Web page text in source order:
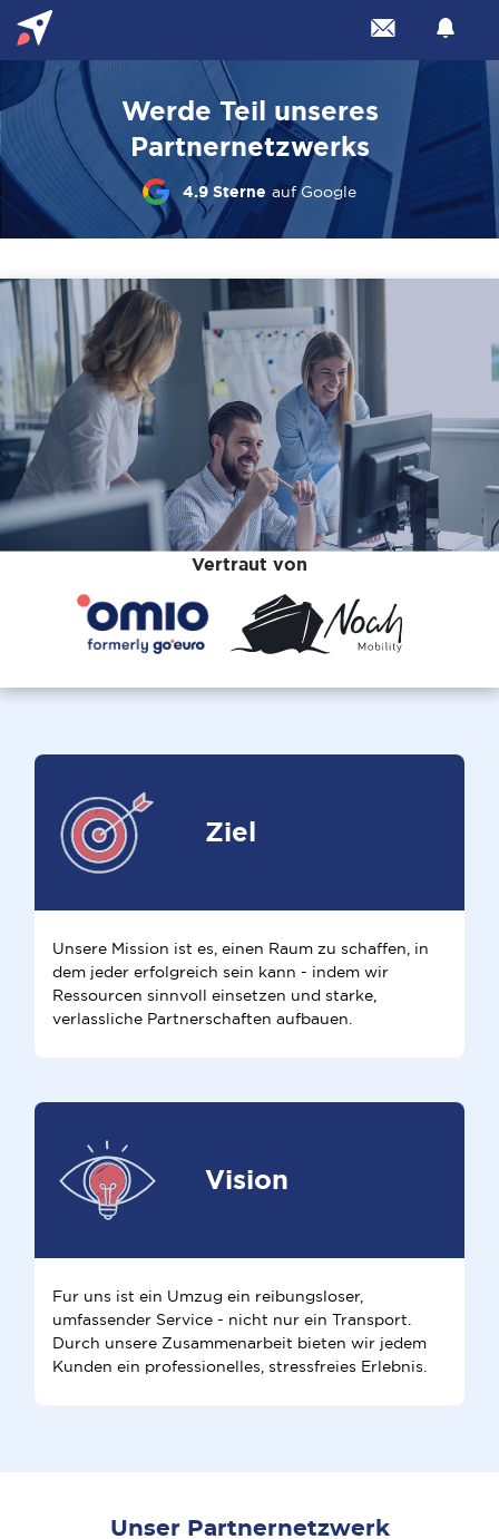
Werde Teil unseres
Partnernetzwerks
4.9 Sterne auf Google
Vertraut von
Ziel
Unsere Mission ist es, einen Raum zu schaffen, in
dem jeder erfolgreich sein kann - indem wir
Ressourcen sinnvoll einsetzen und starke,
verlassliche Partnerschaften aufbauen.
Vision
Fur uns ist ein Umzug ein reibungsloser,
umfassender Service - nicht nur ein Transport.
Durch unsere Zusammenarbeit bieten wir jedem
Kunden ein professionelles, stressfreies Erlebnis.
Unser Partnernetzwerk